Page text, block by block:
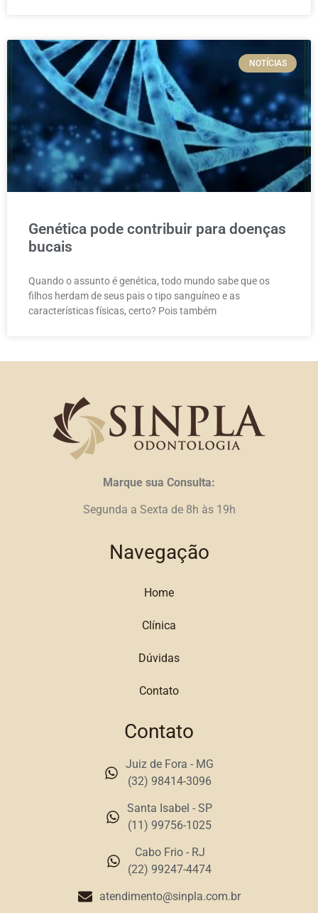
NOTÍCIAS
Genética pode contribuir para doenças
bucais
Quando o assunto é genética, todo mundo sabe que os
filhos herdam de seus pais o tipo sanguíneo e as
características físicas, certo? Pois também
Marque sua Consulta:
Segunda a Sexta de 8h às 19h
Navegação
Home
Clínica
Dúvidas
Contato
Contato
Juiz de Fora - MG
(32) 98414-3096
Santa Isabel - SP
(11) 99756-1025
Cabo Frio - RJ
(22) 99247-4474
atendimento@sinpla.com.br